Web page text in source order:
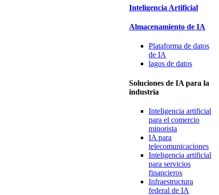
Inteligencia Artificial
Almacenamiento de IA
Plataforma de datos
de IA
lagos de datos
Soluciones de IA para la
industria
Inteligencia artificial
para el comercio
minorista
IA para
telecomunicaciones
Inteligencia artificial
para servicios
financieros
Infraestructura
federal de IA